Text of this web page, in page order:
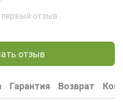
отзыв
отзыв
Гарантия Возврат